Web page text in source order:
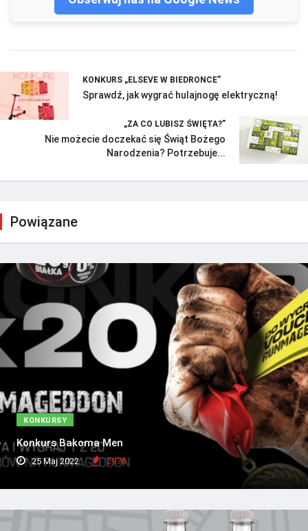
KONKURS „ELSEVE W BIEDRONCE”
Sprawdź, jak wygrać hulajnogę elektryczną!
„ZA CO LUBISZ ŚWIĘTA?”
Nie możecie doczekać się Świąt Bożego
Narodzenia? Potrzebuje...
Powiązane
KONKURSY
Konkurs Bakoma Men
25 Maj 2022 2978